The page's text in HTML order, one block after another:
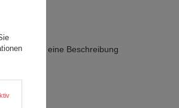
und uns eine Beschreibung